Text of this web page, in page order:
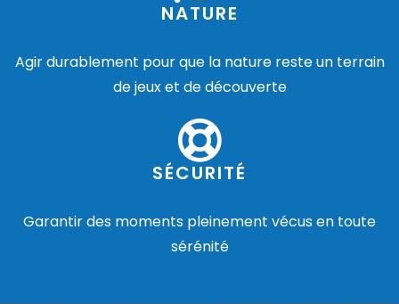
NATURE
Agir durablement pour que la nature reste un terrain
de jeux et de découverte
SÉCURITÉ
Garantir des moments pleinement vécus en toute
sérénité